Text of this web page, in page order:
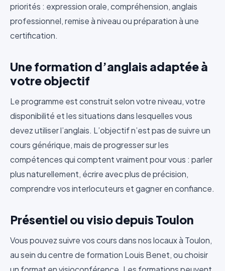
priorités : expression orale, compréhension, anglais
professionnel, remise à niveau ou préparation à une
certification.
Une formation d’anglais adaptée à
votre objectif
Le programme est construit selon votre niveau, votre
disponibilité et les situations dans lesquelles vous
devez utiliser l’anglais. L’objectif n’est pas de suivre un
cours générique, mais de progresser sur les
compétences qui comptent vraiment pour vous : parler
plus naturellement, écrire avec plus de précision,
comprendre vos interlocuteurs et gagner en confiance.
Présentiel ou visio depuis Toulon
Vous pouvez suivre vos cours dans nos locaux à Toulon,
au sein du centre de formation Louis Benet, ou choisir